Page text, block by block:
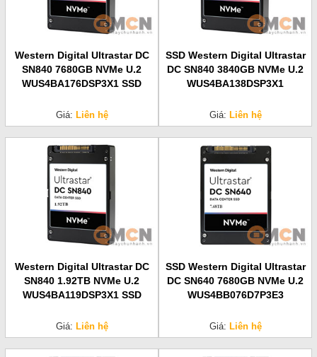
Western Digital Ultrastar DC
SN840 7680GB NVMe U.2
WUS4BA176DSP3X1 SSD
Giá: Liên hệ
SSD Western Digital Ultrastar
DC SN840 3840GB NVMe U.2
WUS4BA138DSP3X1
Giá: Liên hệ
Western Digital Ultrastar DC
SN840 1.92TB NVMe U.2
WUS4BA119DSP3X1 SSD
Giá: Liên hệ
SSD Western Digital Ultrastar
DC SN640 7680GB NVMe U.2
WUS4BB076D7P3E3
Giá: Liên hệ